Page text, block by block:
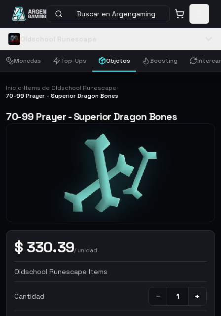
Buscar en Argengaming
Monedas Top-Ups Objetos Boosting
Inicio›Items de Oldschool Runescape›
70-99 Prayer - Superior Dragon Bones
70-99 Prayer - Superior Dragon Bones
$ 330.39/unidad
Oldschool Runescape Items
Cantidad − +